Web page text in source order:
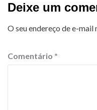
Deixe um
O seu endereço de e-mail
Comentário *